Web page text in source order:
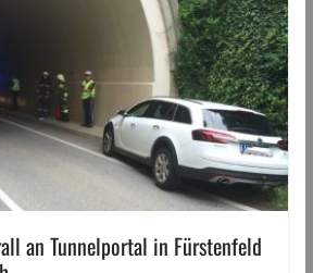
an Tunnelportal in Fürstenfeld